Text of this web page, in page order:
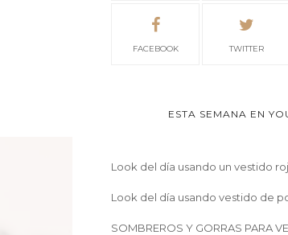
FACEBOOK TWITTER
ESTA SEMANA EN
Look del día usando un vestido
Look del día usando vestido de
SOMBREROS Y GORRAS PARA